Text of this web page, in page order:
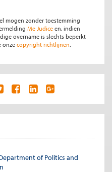
mogen zonder toestemming
Me Judice en, indien
overname is slechts beperkt
onze copyright richtlijnen.
of Politics and